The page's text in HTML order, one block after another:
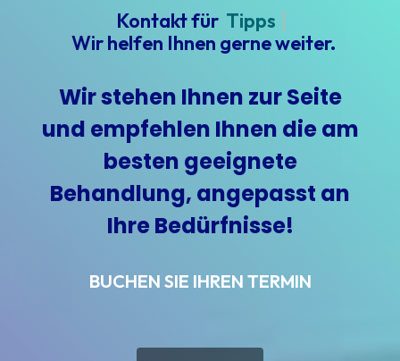
Kontakt für Tipps
Wir helfen Ihnen gerne weiter.
Wir stehen Ihnen zur Seite
und empfehlen Ihnen die am
besten geeignete
Behandlung, angepasst an
Ihre Bedürfnisse!
BUCHEN SIE IHREN TERMIN